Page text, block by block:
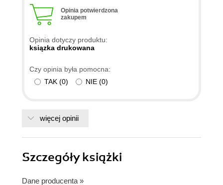
dźwięk. Na dołączonej płycie są przykłady do
każdego rozdziału. Cel mojego kupna tej książki
Flashu i gdy po przejrzeniu płyty i przeczytaniu
to zrobić. GORĄCO polecam niniejszą książkę.
Opinia potwierdzona
zakupem
Opinia dotyczy produktu:
ksiązka drukowana
Czy opinia była pomocna:
TAK (0) NIE (0)
więcej opinii
Szczegółyksiążki
Dane producenta »